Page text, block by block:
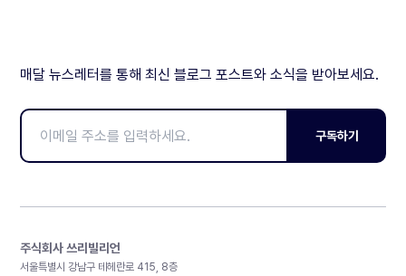
매달 뉴스레터를 통해 최신 블로그 포스트와 소식을 받아보세요.
구독하기
주식회사 쓰리빌리언
서울특별시 강남구 테헤란로 415, 8층